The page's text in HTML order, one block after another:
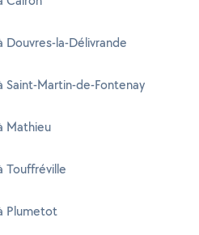
la-Délivrande
Saint-Martin-de-Fontenay
Mathieu
Touffréville
Plumetot